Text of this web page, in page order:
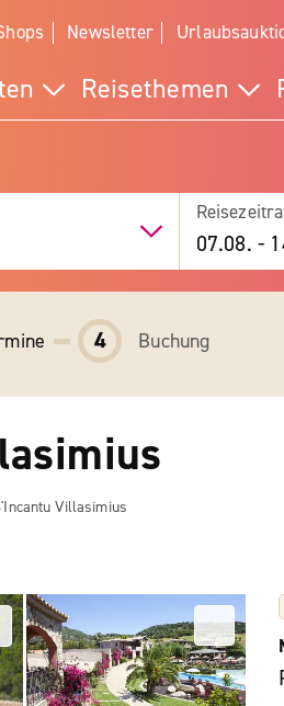
Newsletter
Reisethemen
07.08. -
4 Buchung
Villasimius